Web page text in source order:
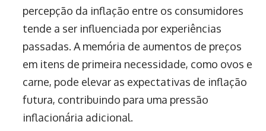
percepção da inflação entre os consumidores
tende a ser influenciada por experiências
passadas. A memória de aumentos de preços
em itens de primeira necessidade, como ovos e
carne, pode elevar as expectativas de inflação
futura, contribuindo para uma pressão
inflacionária adicional.